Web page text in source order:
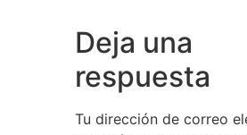
Deja una
respuesta
Tu dirección de correo